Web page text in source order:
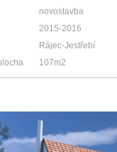
novostavba
2015-2016
Rájec-Jestřebí
107m2